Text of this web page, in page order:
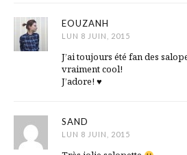
EOUZANH
LUN 8 JUIN, 2015
J’ai toujours été fan des
vraiment cool!
J’adore! ♥
SAND
LUN 8 JUIN, 2015